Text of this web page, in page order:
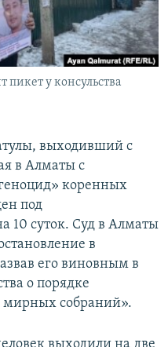
пикет у консульства
выходивший с
в Алматы с
коренных
под
10 суток. Суд в Алматы
в
его виновным в
о порядке
мирных собраний».